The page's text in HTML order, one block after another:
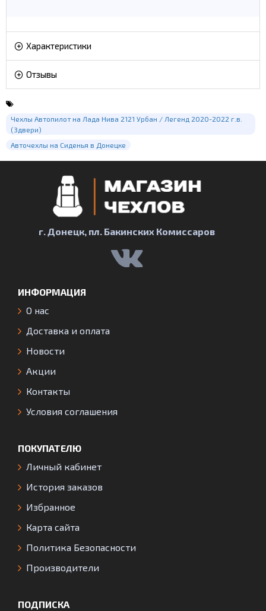
Характеристики
Отзывы
Чехлы Автопилот на Лада Нива 2121 Урбан / Легенд 2020-2022 г.в.
(3двери)
Авточехлы на Сиденья в Донецке
г. Донецк, пл. Бакинских Комиссаров
ИНФОРМАЦИЯ
О нас
Доставка и оплата
Новости
Акции
Контакты
Условия соглашения
ПОКУПАТЕЛЮ
Личный кабинет
История заказов
Избранное
Карта сайта
Политика Безопасности
Производители
ПОДПИСКА